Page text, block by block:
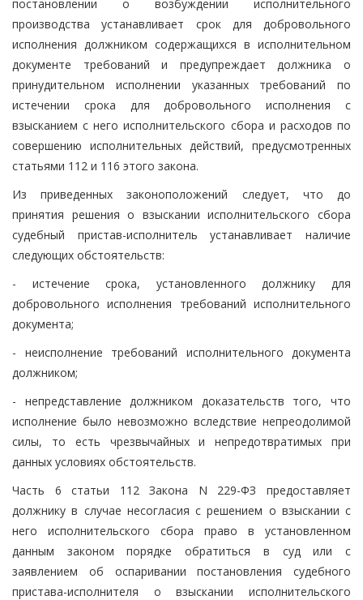
постановлении о возбуждении исполнительного
производства устанавливает срок для добровольного
исполнения должником содержащихся в исполнительном
документе требований и предупреждает должника о
принудительном исполнении указанных требований по
истечении срока для добровольного исполнения с
взысканием с него исполнительского сбора и расходов по
совершению исполнительных действий, предусмотренных
статьями 112 и 116 этого закона.
Из приведенных законоположений следует, что до
принятия решения о взыскании исполнительского сбора
судебный пристав-исполнитель устанавливает наличие
следующих обстоятельств:
- истечение срока, установленного должнику для
добровольного исполнения требований исполнительного
документа;
- неисполнение требований исполнительного документа
должником;
- непредставление должником доказательств того, что
исполнение было невозможно вследствие непреодолимой
силы, то есть чрезвычайных и непредотвратимых при
данных условиях обстоятельств.
Часть 6 статьи 112 Закона N 229-ФЗ предоставляет
должнику в случае несогласия с решением о взыскании с
него исполнительского сбора право в установленном
данным законом порядке обратиться в суд или с
заявлением об оспаривании постановления судебного
пристава-исполнителя о взыскании исполнительского